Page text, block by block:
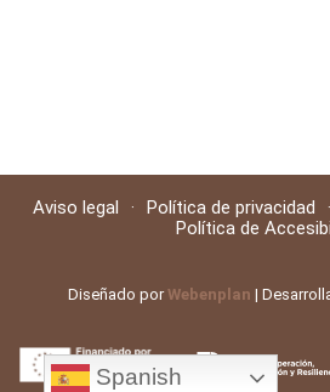
Aviso legal · Política de privacidad ·
Política de
Diseñado porWebenplan |
Spanish